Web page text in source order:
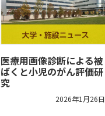
医療用画像診断による被
ばくと小児のがん評価研
究
2026年1月26日